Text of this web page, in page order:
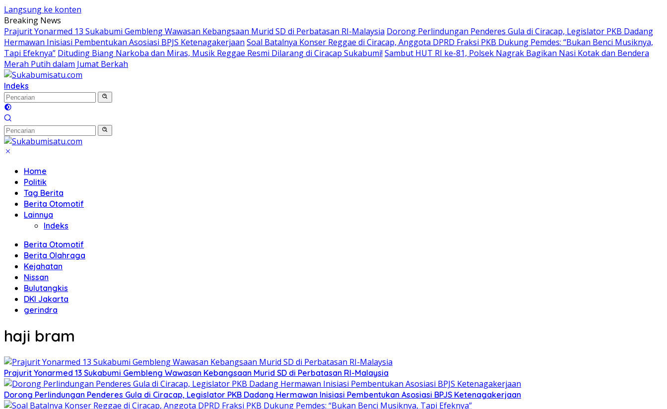
Langsung ke konten
Breaking News
Prajurit Yonarmed 13 Sukabumi Gembleng Wawasan Kebangsaan Murid SD di Perbatasan RI-Malaysia Dorong Perlindungan Penderes Gula di Ciracap, Legislator PKB Dadang
Hermawan Inisiasi Pembentukan Asosiasi BPJS Ketenagakerjaan Soal Batalnya Konser Reggae di Ciracap, Anggota DPRD Fraksi PKB Dukung Pemdes: “Bukan Benci Musiknya,
Tapi Efeknya” Dituding Biang Narkoba dan Miras, Musik Reggae Resmi Dilarang di Ciracap Sukabumi! Sambut HUT RI ke-81, Polsek Nagrak Bagikan Nasi Kotak dan Bendera
Merah Putih dalam Jumat Berkah
Indeks
Home
Politik
Tag Berita
Berita Otomotif
Lainnya
Indeks
Berita Otomotif
Berita Olahraga
Kejahatan
Nissan
Bulutangkis
DKI Jakarta
gerindra
haji bram
Prajurit Yonarmed 13 Sukabumi Gembleng Wawasan Kebangsaan Murid SD di Perbatasan RI-Malaysia
Dorong Perlindungan Penderes Gula di Ciracap, Legislator PKB Dadang Hermawan Inisiasi Pembentukan Asosiasi BPJS Ketenagakerjaan